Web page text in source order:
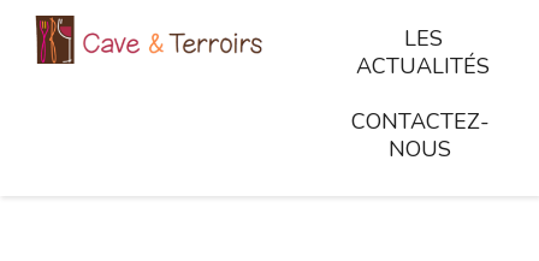
LES
ACTUALITÉS
CONTACTEZ-
NOUS